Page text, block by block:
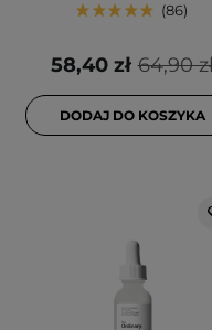
86
64,90
58,40 zł
DODAJ DO KOSZYKA